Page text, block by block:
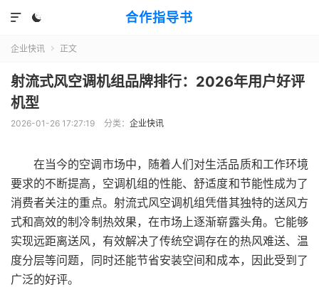
合作指导书


企业快讯  正文
射流式风空调机组品牌排行：2026年用户好评
机型
2026-01-26 17:27:19 分类： 企业快讯
在当今的空调市场中，随着人们对生活品质和工作环境
要求的不断提高，空调机组的性能、舒适度和节能性成为了
消费者关注的重点。射流式风空调机组凭借其独特的送风方
式和高效的制冷制热效果，在市场上逐渐崭露头角。它能够
实现远距离送风，有效解决了传统空调存在的热风难送、温
度分层等问题，同时还能节省安装空间和成本，因此受到了
广泛的好评。